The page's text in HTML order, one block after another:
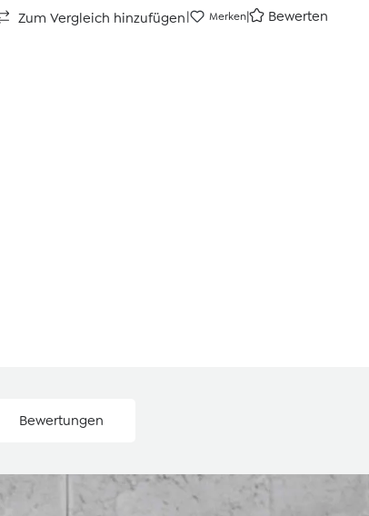
Zum Vergleich hinzufügen| Merken| Bewerten
Bewertungen